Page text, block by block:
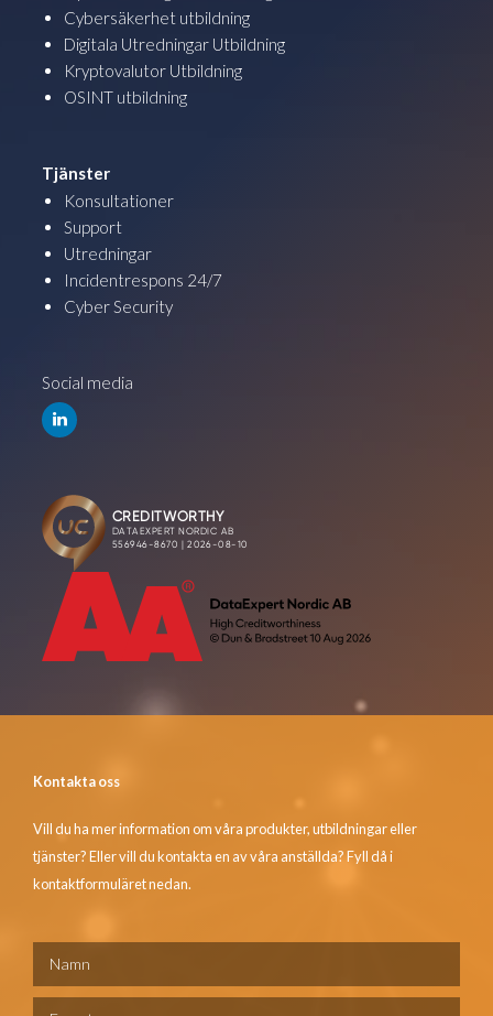
Cybersäkerhet utbildning
Digitala Utredningar Utbildning
Kryptovalutor Utbildning
OSINT utbildning
Tjänster
Konsultationer
Support
Utredningar
Incidentrespons 24/7
Cyber Security
Social media
Kontakta oss
Vill du ha mer information om våra produkter, utbildningar eller
tjänster? Eller vill du kontakta en av våra anställda? Fyll då i
kontaktformuläret nedan.